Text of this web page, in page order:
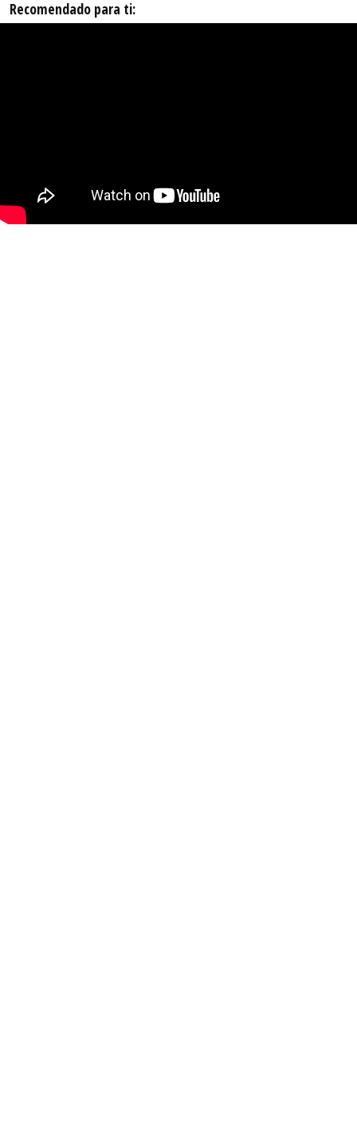
Recomendado para ti: